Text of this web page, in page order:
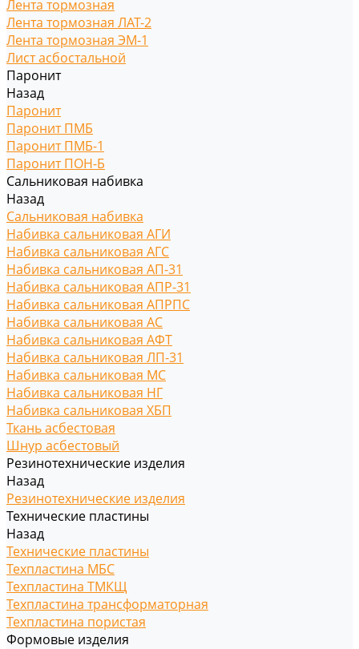
Лента тормозная
Лента тормозная ЛАТ-2
Лента тормозная ЭМ-1
Лист асбостальной
Паронит
Назад
Паронит
Паронит ПМБ
Паронит ПМБ-1
Паронит ПОН-Б
Сальниковая набивка
Назад
Сальниковая набивка
Набивка сальниковая АГИ
Набивка сальниковая АГС
Набивка сальниковая АП-31
Набивка сальниковая АПР-31
Набивка сальниковая АПРПС
Набивка сальниковая АС
Набивка сальниковая АФТ
Набивка сальниковая ЛП-31
Набивка сальниковая МС
Набивка сальниковая НГ
Набивка сальниковая ХБП
Ткань асбестовая
Шнур асбестовый
Резинотехнические изделия
Назад
Резинотехнические изделия
Технические пластины
Назад
Технические пластины
Техпластина МБС
Техпластина ТМКЩ
Техпластина трансформаторная
Техпластина пористая
Формовые изделия